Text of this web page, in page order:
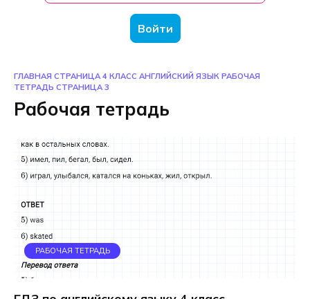
Войти
ГЛАВНАЯ СТРАНИЦА 4 КЛАСС АНГЛИЙСКИЙ ЯЗЫК РАБОЧАЯ
ТЕТРАДЬ СТРАНИЦА 3
Рабочая тетрадь
РАБОЧАЯ ТЕТРАДЬ